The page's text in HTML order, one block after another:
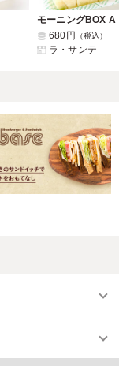
モーニングBOX A
680円
（税込）
ラ・サンテ